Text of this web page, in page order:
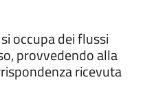
occupa dei flussi
provvedendo alla
ricevuta